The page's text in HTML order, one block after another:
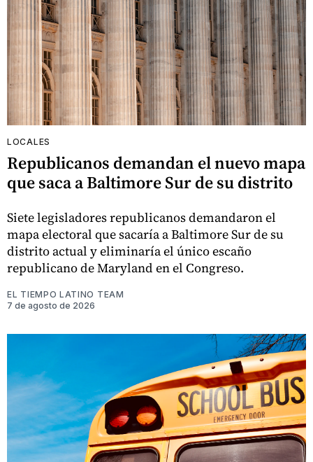
LOCALES
Republicanos demandan el nuevo mapa
que saca a Baltimore Sur de su distrito
Siete legisladores republicanos demandaron el
mapa electoral que sacaría a Baltimore Sur de su
distrito actual y eliminaría el único escaño
republicano de Maryland en el Congreso.
EL TIEMPO LATINO TEAM
7 de agosto de 2026